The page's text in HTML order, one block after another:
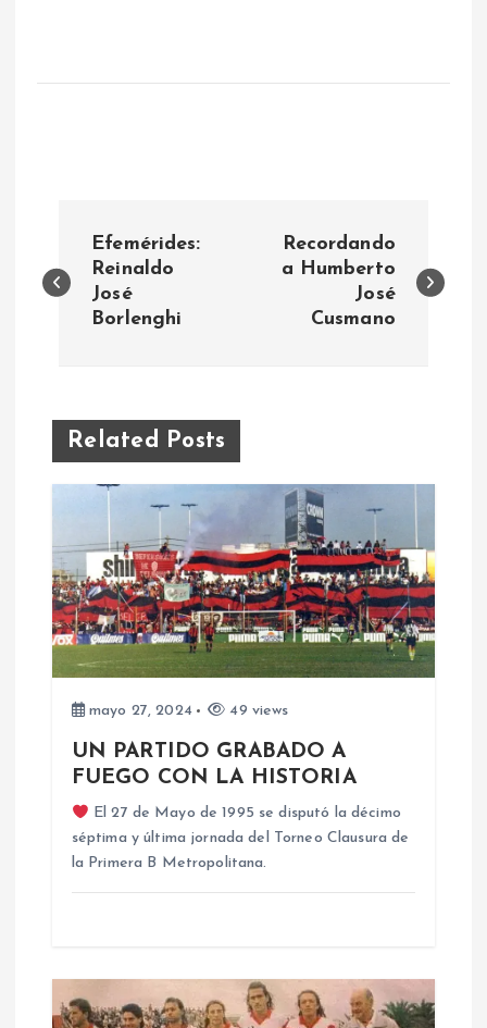
a
a
c
ó
t
Efemérides:
Reinaldo
José
Borlenghi
Recordando
a Humberto
José
Cusmano
Related Posts
mayo 27, 2024 49 views
UN PARTIDO GRABADO A
FUEGO CON LA HISTORIA
El 27 de Mayo de 1995 se disputó la décimo
séptima y última jornada del Torneo Clausura de
la Primera B Metropolitana.